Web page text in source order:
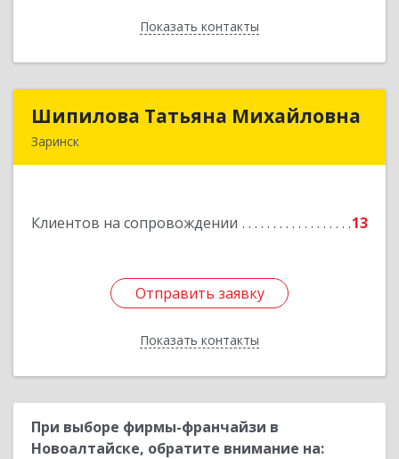
Показать контакты
Назад
Шипилова Татьяна Михайловна
Заринск
Клиентов на сопровождении 13
Отправить заявку
Показать контакты
Шипилова Татьяна Михайловна
Отправить заявку
Назад
При выборе фирмы-франчайзи в
Новоалтайске, обратите внимание на: